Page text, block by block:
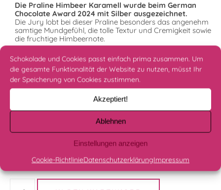
Schokolade und Cookies passt einfach prima zusammen. Um
die gesamte Funktionalität der Website zu nutzen, müsst Ihr
der Speicherung von Cookies zustimmen.
Akzeptiert!
Ablehnen
Einstellungen anzeigen
Cookie-RichtlinieDatenschutzerklärungImpressum
Die Praline Himbeer Karamell wurde beim German
Chocolate Award 2024 mit Silber ausgezeichnet.
Die Jury lobt bei dieser Praline besonders das angenehm
samtige Mundgefühl, die tolle Textur und Cremigkeit sowie
die fruchtige Himbeernote.
fruchtige Himbeer Praline mit karamell-cremiger Textur
2,00€
Versandkosten
3 - 5 Werktage
Wie lange sind die Pralinen haltbar?
Frisch zubereitet!
Himbeer Karamell Menge